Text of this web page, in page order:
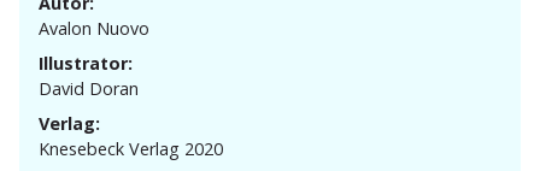
Avalon Nuovo
Illustrator:
David Doran
Verlag:
Knesebeck Verlag 2020